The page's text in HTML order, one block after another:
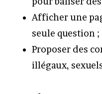
Afficher une
seule question ;
Proposer des
illégaux,